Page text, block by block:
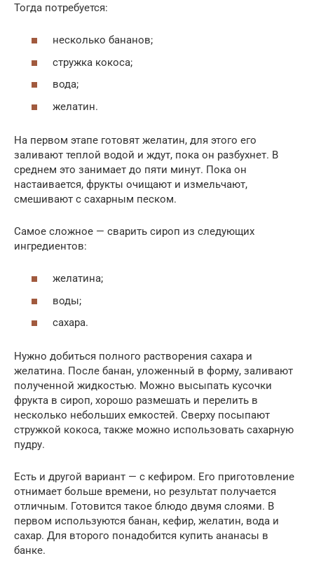
Тогда потребуется:
несколько бананов;
стружка кокоса;
вода;
желатин.
На первом этапе готовят желатин, для этого его
заливают теплой водой и ждут, пока он разбухнет. В
среднем это занимает до пяти минут. Пока он
настаивается, фрукты очищают и измельчают,
смешивают с сахарным песком.
Самое сложное — сварить сироп из следующих
ингредиентов:
желатина;
воды;
сахара.
Нужно добиться полного растворения сахара и
желатина. После банан, уложенный в форму, заливают
полученной жидкостью. Можно высыпать кусочки
фрукта в сироп, хорошо размешать и перелить в
несколько небольших емкостей. Сверху посыпают
стружкой кокоса, также можно использовать сахарную
пудру.
Есть и другой вариант — с кефиром. Его приготовление
отнимает больше времени, но результат получается
отличным. Готовится такое блюдо двумя слоями. В
первом используются банан, кефир, желатин, вода и
сахар. Для второго понадобится купить ананасы в
банке.